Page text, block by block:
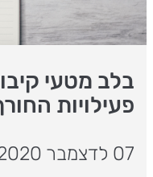
בלב מטעי
פעילויות
07 לדצמבר 2020